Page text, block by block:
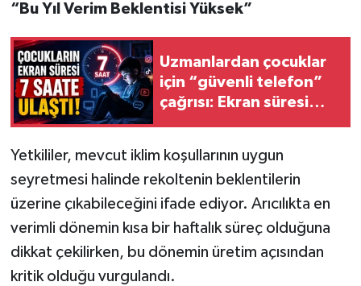
“Bu Yıl Verim Beklentisi Yüksek”
Uzmanlardan çocuklar
için “güvenli telefon”
çağrısı: Ekran süresi
Yetkililer, mevcut iklim koşullarının uygun
seyretmesi halinde rekoltenin beklentilerin
üzerine çıkabileceğini ifade ediyor. Arıcılıkta en
verimli dönemin kısa bir haftalık süreç olduğuna
dikkat çekilirken, bu dönemin üretim açısından
kritik olduğu vurgulandı.